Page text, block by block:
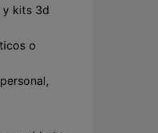
y kits 3d
o